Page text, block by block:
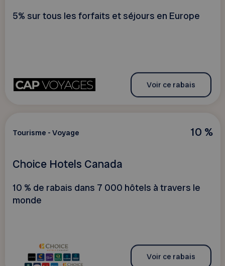
5% sur tous les forfaits et séjours en Europe
Voir ce rabais
10 %
Tourisme - Voyage
Choice Hotels Canada
10 % de rabais dans 7 000 hôtels à travers le
monde
Voir ce rabais